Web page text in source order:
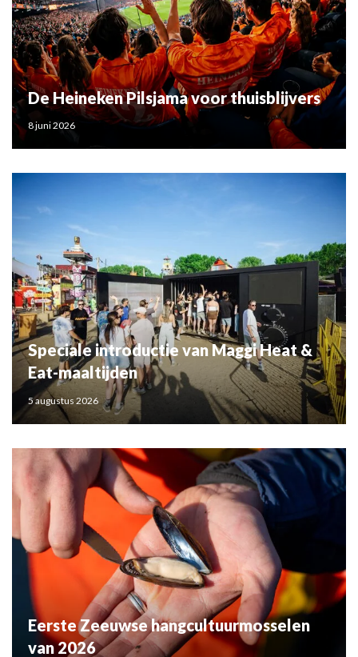
De Heineken Pilsjama voor thuisblijvers
8 juni 2026
Speciale introductie van Maggi Heat &
Eat-maaltijden
5 augustus 2026
Eerste Zeeuwse hangcultuurmosselen
van 2026